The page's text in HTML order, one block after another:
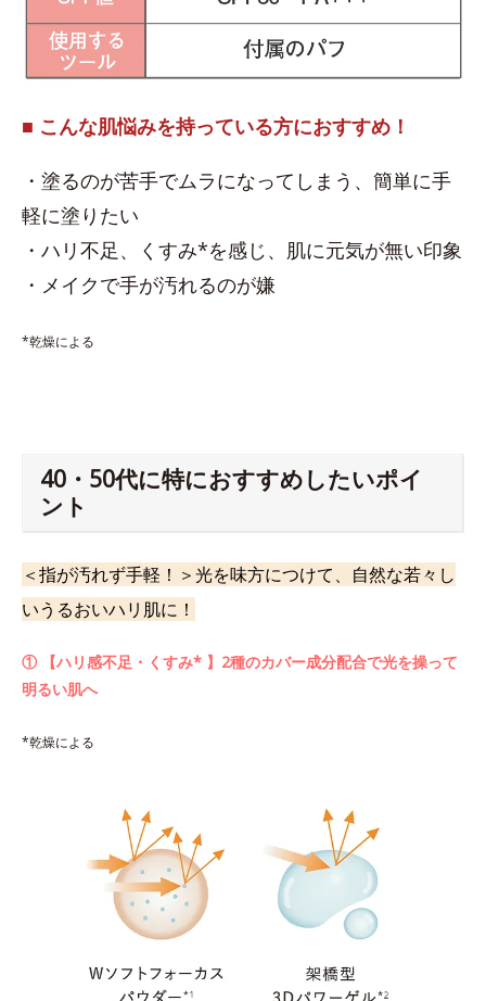
■ こんな肌悩みを持っている方におすすめ！
・塗るのが苦手でムラになってしまう、簡単に手
軽に塗りたい
・ハリ不足、くすみ*を感じ、肌に元気が無い印象
・メイクで手が汚れるのが嫌
*乾燥による
40・50代に特におすすめしたいポイ
ント
＜指が汚れず手軽！＞光を味方につけて、自然な若々し
いうるおいハリ肌に！
① 【ハリ感不足・くすみ* 】2種のカバー成分配合で光を操って
明るい肌へ
*乾燥による